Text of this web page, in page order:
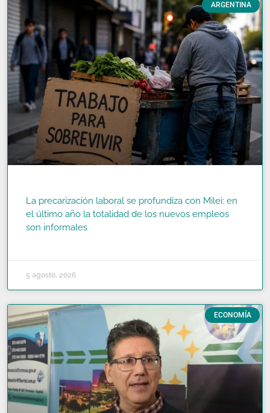
ARGENTINA
La precarización laboral se profundiza con Milei: en
el último año la totalidad de los nuevos empleos
son informales
5 agosto, 2026
ECONOMÍA